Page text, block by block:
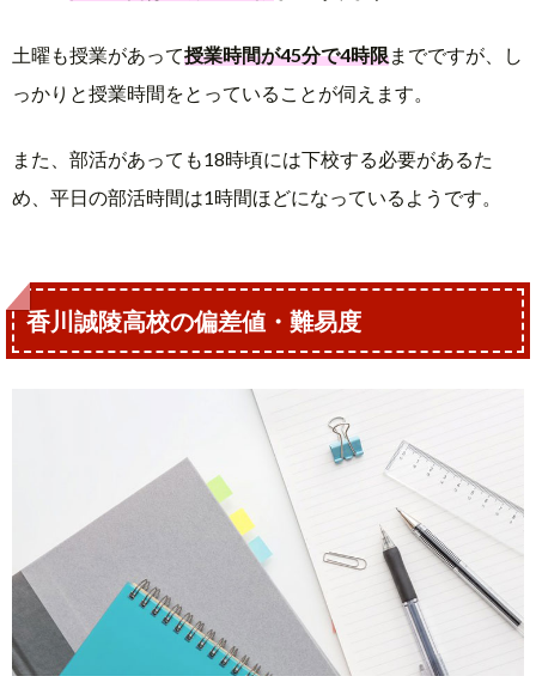
土曜も授業があって授業時間が45分で4時限までですが、し
っかりと授業時間をとっていることが伺えます。
また、部活があっても18時頃には下校する必要があるた
め、平日の部活時間は1時間ほどになっているようです。
香川誠陵高校の偏差値・難易度